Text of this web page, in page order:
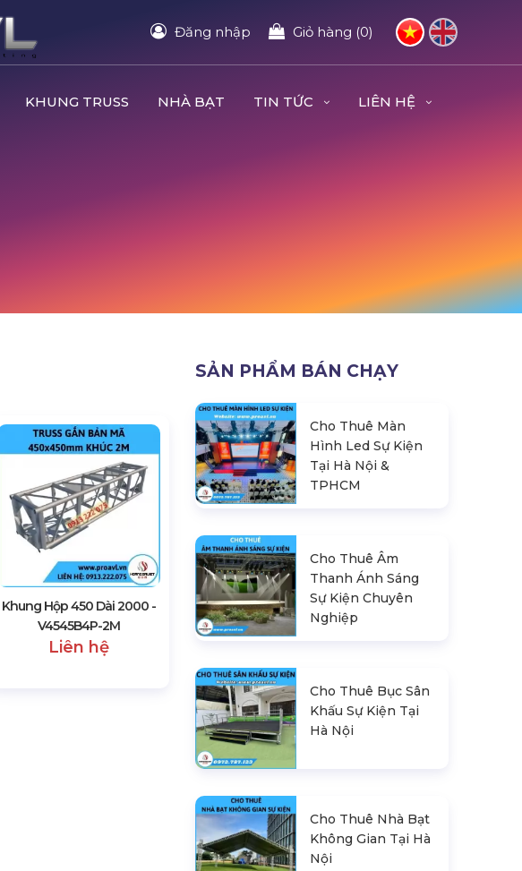
Đăng nhập Giỏ hàng (0)
KHUNG TRUSS NHÀ BẠT TIN TỨC LIÊN HỆ
Khung Hộp 450 Dài 2000 -
V4545B4P-2M
Liên hệ
SẢN PHẨM BÁN CHẠY
Cho Thuê Màn
Hình Led Sự Kiện
Tại Hà Nội &
TPHCM
Cho Thuê Âm
Thanh Ánh Sáng
Sự Kiện Chuyên
Nghiệp
Cho Thuê Bục Sân
Khấu Sự Kiện Tại
Hà Nội
Cho Thuê Nhà Bạt
Không Gian Tại Hà
Nội